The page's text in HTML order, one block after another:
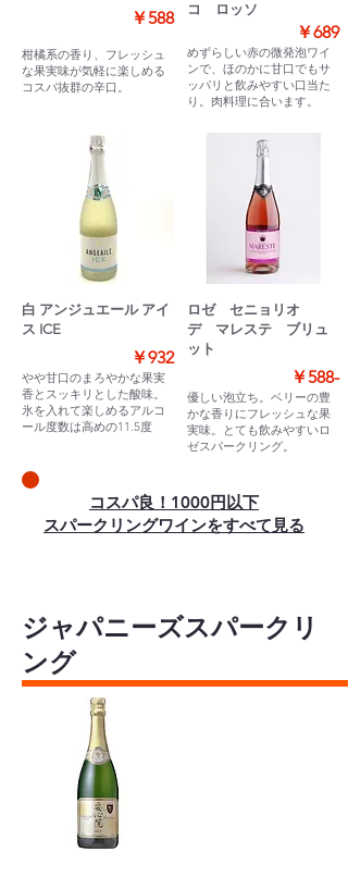
￥588
柑橘系の香り、フレッシュ
な果実味が気軽に楽しめる
コスパ抜群の辛口。
コ ロッソ
￥689
めずらしい赤の微発泡ワイ
ンで、ほのかに甘口でもサ
ッパリと飲みやすい口当た
り。肉料理に合います。
白 アンジュエール アイ
ス ICE
￥932
やや甘口のまろやかな果実
香とスッキリとした酸味。
氷を入れて楽しめるアルコ
ール度数は高めの11.5度
ロゼ セニョリオ
デ マレステ ブリュ
ット
￥588-
優しい泡立ち。ベリーの豊
かな香りにフレッシュな果
実味。とても飲みやすいロ
ゼスパークリング。
​コスパ良！1000円以下
スパークリングワインをすべて見る
ジャパニーズスパークリ
ング